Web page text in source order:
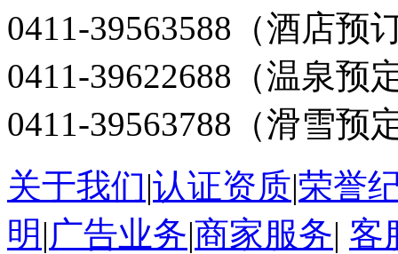
0411-39563588（酒店预
0411-39622688（温泉预
0411-39563788（滑雪预
关于我们|认证资质|荣誉
明 |广告业务|商家服务| 客